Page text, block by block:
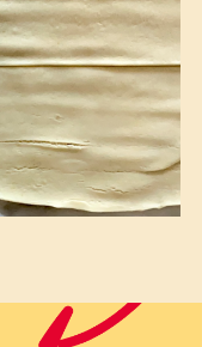
di
o
farsi
magari
alla
o